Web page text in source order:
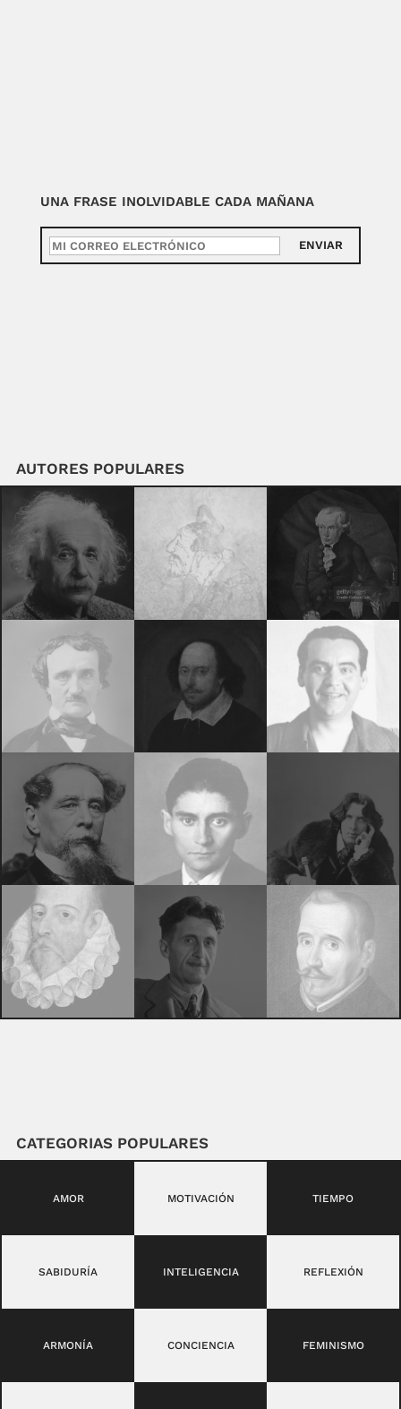
UNA FRASE INOLVIDABLE CADA MAÑANA
ENVIAR
AUTORES POPULARES
CATEGORIAS POPULARES
AMOR MOTIVACIÓN TIEMPO
SABIDURÍA INTELIGENCIA REFLEXIÓN
ARMONÍA CONCIENCIA FEMINISMO